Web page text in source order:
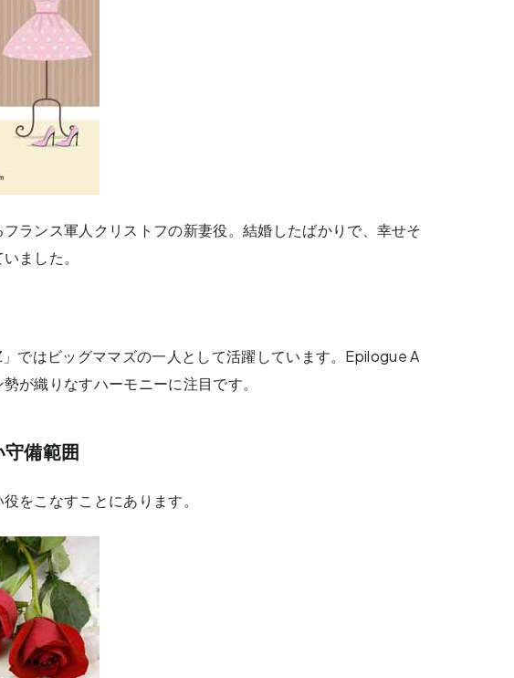
ランス軍人クリストフの新妻役。結婚したばかりで、幸せそ
ました。
ではビッグママズの一人として活躍しています。Epilogue A
が織りなすハーモニーに注目です。
備範囲
をこなすことにあります。